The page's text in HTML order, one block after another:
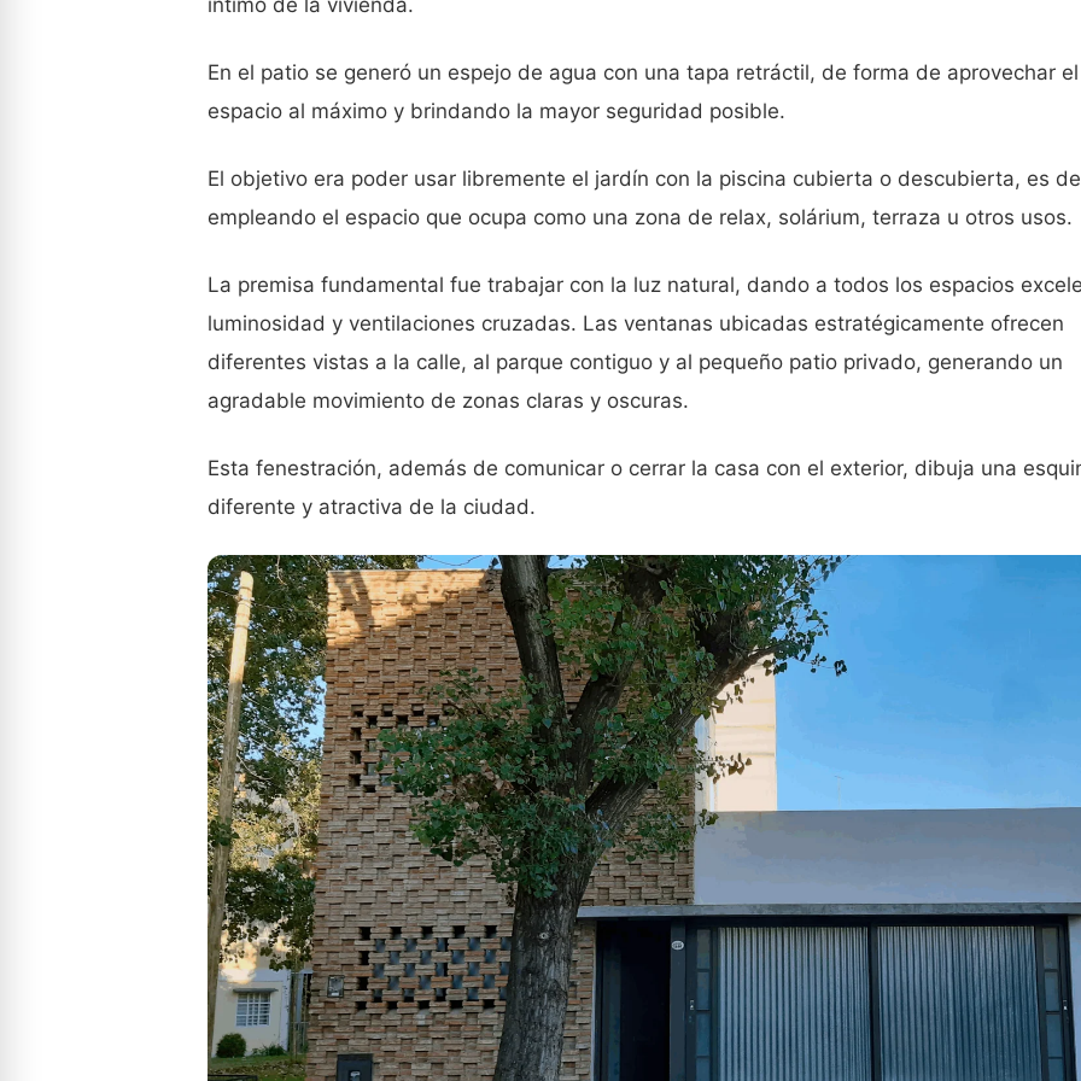
íntimo de la vivienda.
En el patio se generó un espejo de agua con una tapa retráctil, de forma de aprovechar el
espacio al máximo y brindando la mayor seguridad posible.
El objetivo era poder usar libremente el jardín con la piscina cubierta o descubierta, es
empleando el espacio que ocupa como una zona de relax, solárium, terraza u otros usos.
La premisa fundamental fue trabajar con la luz natural, dando a todos los espacios
luminosidad y ventilaciones cruzadas. Las ventanas ubicadas estratégicamente ofrecen
diferentes vistas a la calle, al parque contiguo y al pequeño patio privado, generando un
agradable movimiento de zonas claras y oscuras.
Esta fenestración, además de comunicar o cerrar la casa con el exterior, dibuja una
diferente y atractiva de la ciudad.